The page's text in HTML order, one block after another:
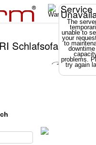
Service
The
unable to
your
to
problems.
try again
Schlafsofa